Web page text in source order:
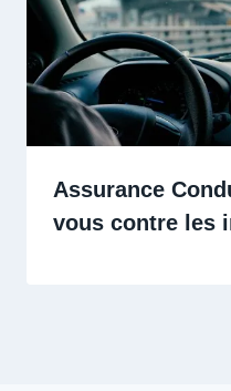
Assurance
vous contre les